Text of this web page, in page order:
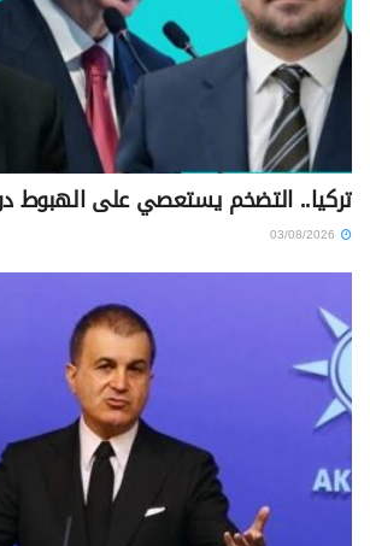
تركيا.. التضخم يستعصي على الهبوط دون